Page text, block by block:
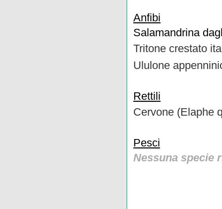
Anfibi
Salamandrina
Tritone crestato
Ululone
Rettili
Cervone (Elaphe
Pesci
Nessuna specie